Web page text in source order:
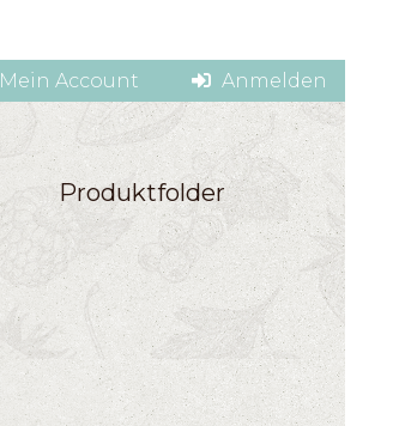
Mein Account Anmelden
Produktfolder